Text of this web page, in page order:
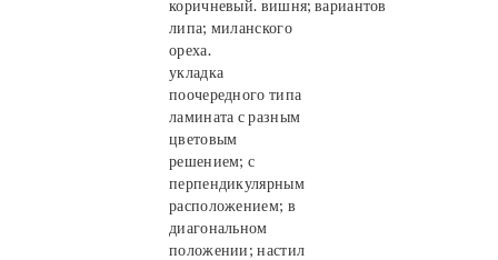
коричневый. вишня;
липа; миланского
ореха.
вариантов
укладка
поочередного типа
ламината с разным
цветовым
решением; с
перпендикулярным
расположением; в
диагональном
положении; настил